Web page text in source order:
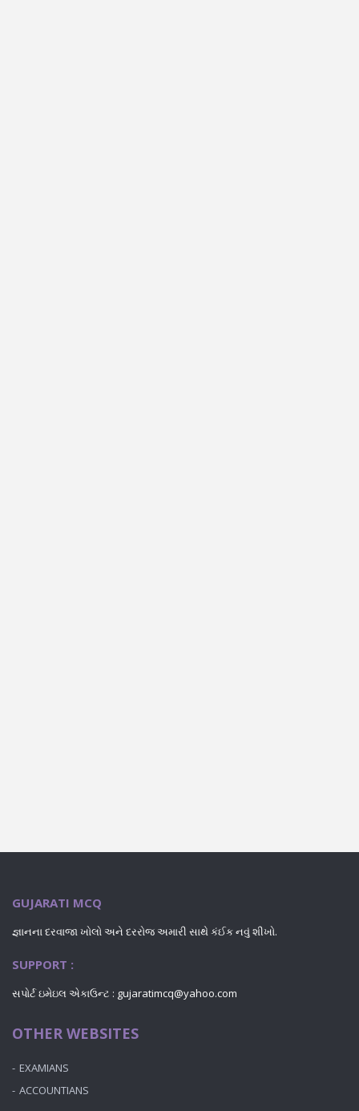
GUJARATI MCQ
જ્ઞાનના દરવાજા ખોલો અને દરરોજ અમારી સાથે કંઈક નવું શીખો.
SUPPORT :
સપોર્ટ ઇમેઇલ એકાઉન્ટ : gujaratimcq@yahoo.com
OTHER WEBSITES
EXAMIANS
ACCOUNTIANS